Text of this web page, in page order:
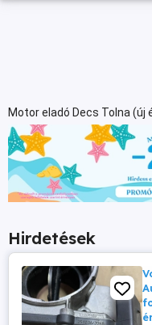
Motor eladó Decs Tolna
Hirdetések